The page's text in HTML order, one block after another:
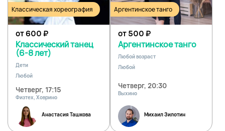
Классическая хореография
от 600₽
Классический танец
(6-8 лет)
Дети
Любой
Четверг, 17:15
Физтех, Ховрино
Анастасия Ташкова
Аргентинское танго
от 500₽
Аргентинское танго
Любой возраст
Любой
Четверг, 20:30
Выхино
Михаил Зилотин